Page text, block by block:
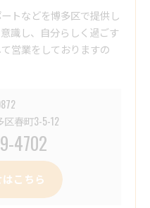
トなどを博多区で提供し
識し、自分らしく過ごす
営業をしておりますの
春町3-5-12
4702
こちら